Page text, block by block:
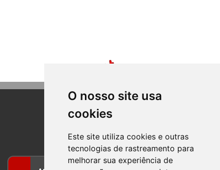
O nosso site usa
cookies
Este site utiliza cookies e outras
tecnologias de rastreamento para
melhorar sua experiência de
BOM PRINCIPIO
RIO GRANDE DO SUL